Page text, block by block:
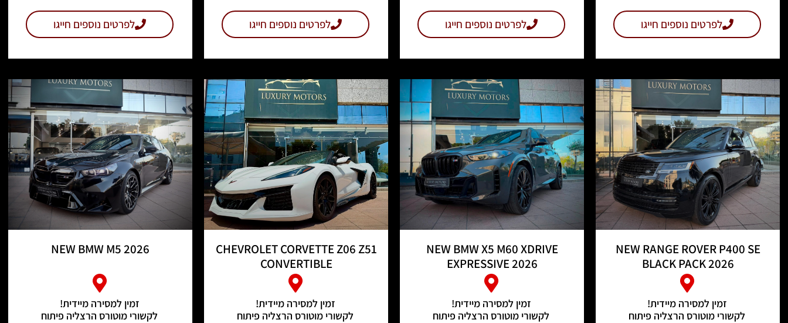
לפרטים נוספים חייגו לפרטים נוספים חייגו לפרטים נוספים חייגו לפרטים נוספים חייגו
NEW RANGE ROVER P400 SE
BLACK PACK 2026
זמין למסירה מיידית!
לקשורי מוטורס הרצליה פיתוח
NEW BMW X5 M60 XDRIVE
EXPRESSIVE 2026
זמין למסירה מיידית!
לקשורי מוטורס הרצליה פיתוח
CHEVROLET CORVETTE Z06 Z51
CONVERTIBLE
זמין למסירה מיידית!
לקשורי מוטורס הרצליה פיתוח
NEW BMW M5 2026
זמין למסירה מיידית!
לקשורי מוטורס הרצליה פיתוח